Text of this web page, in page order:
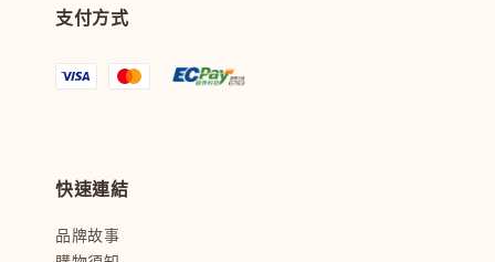
支付方式
快速連結
品牌故事